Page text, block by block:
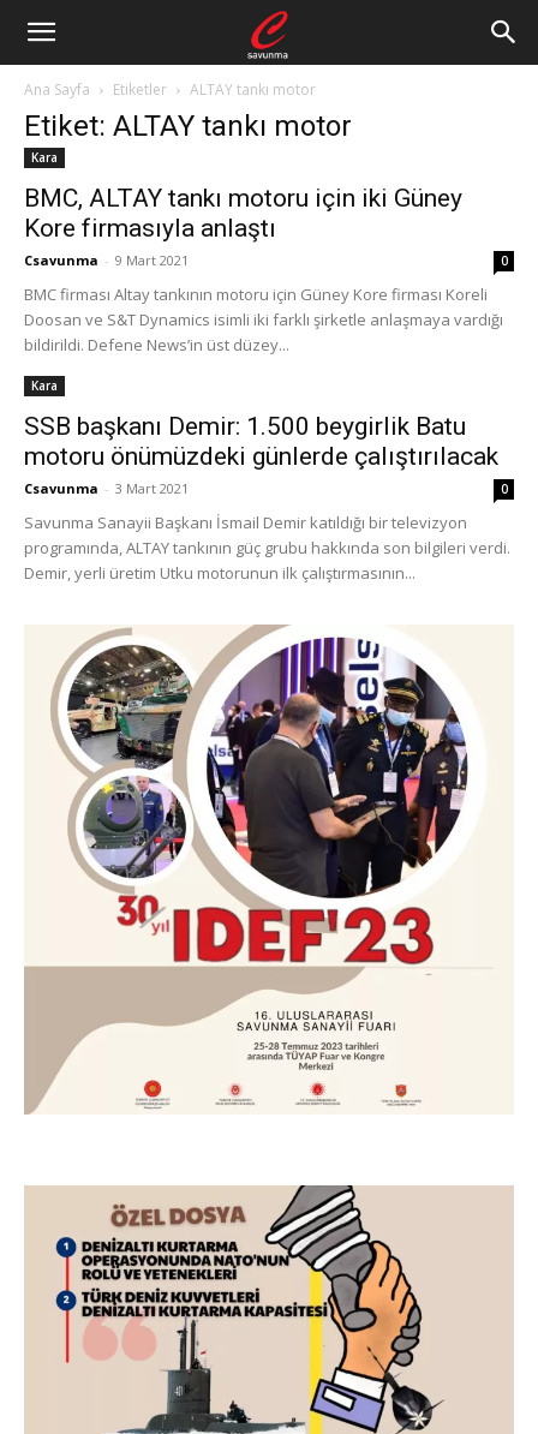
Ana Sayfa Etiketler ALTAY tankı motor
Etiket: ALTAY tankı motor
Kara
BMC, ALTAY tankı motoru için iki Güney
Kore firmasıyla anlaştı
Csavunma - 9 Mart 2021 0
BMC firması Altay tankının motoru için Güney Kore firması Koreli
Doosan ve S&T Dynamics isimli iki farklı şirketle anlaşmaya vardığı
bildirildi. Defene News’in üst düzey...
Kara
SSB başkanı Demir: 1.500 beygirlik Batu
motoru önümüzdeki günlerde çalıştırılacak
Csavunma - 3 Mart 2021 0
Savunma Sanayii Başkanı İsmail Demir katıldığı bir televizyon
programında, ALTAY tankının güç grubu hakkında son bilgileri verdi.
Demir, yerli üretim Utku motorunun ilk çalıştırmasının...